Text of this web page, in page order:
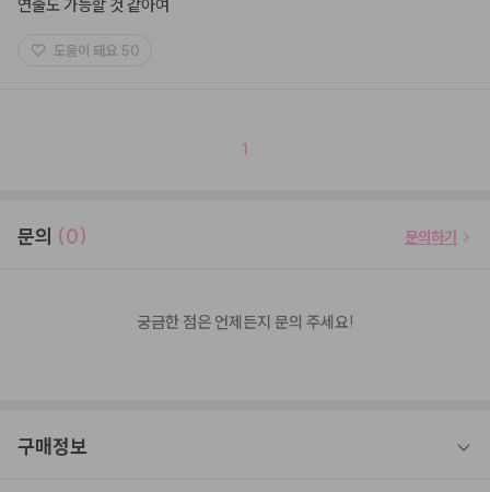
연출도 가능할 것 같아여
도움이 돼요 50
1
문의 (0) 문의하기
궁금한 점은 언제든지 문의 주세요!
구매정보